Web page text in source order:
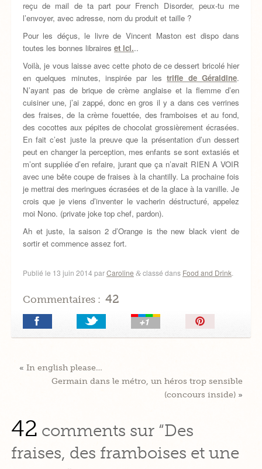
reçu de mail de ta part pour French Disorder, peux-tu me
l’envoyer, avec adresse, nom du produit et taille ?
Pour les déçus, le livre de Vincent Maston est dispo dans
toutes les bonnes libraires et ici...
Voilà, je vous laisse avec cette photo de ce dessert bricolé hier
en quelques minutes, inspirée par lestrifle de Géraldine.
N’ayant pas de brique de crème anglaise et la flemme d’en
cuisiner une, j’ai zappé, donc en gros il y a dans ces verrines
des fraises, de la crème fouettée, des framboises et au fond,
des cocottes aux pépites de chocolat grossièrement écrasées.
En fait c’est juste la preuve que la présentation d’un dessert
peut en changer la perception, mes enfants se sont extasiés et
m’ont suppliée d’en refaire, jurant que ça n’avait RIEN A VOIR
avec une bête coupe de fraises à la chantilly. La prochaine fois
je mettrai des meringues écrasées et de la glace à la vanille. Je
crois que je viens d’inventer le vacherin déstructuré, appelez
moi Nono. (private joke top chef, pardon).
Ah et juste, la saison 2 d’Orange is the new black vient de
sortir et commence assez fort.
Publié le 13 juin 2014 parCaroline &classé dans Food and Drink.
Commentaires : 42
Épingler!
«In english please…
Germain dans le métro, un héros trop sensible
(concours inside)»
42 comments sur “Des
fraises, des framboises et une